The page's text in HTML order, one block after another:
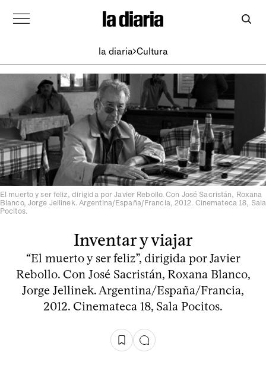
la diaria Cultura
El muerto y ser feliz, dirigida por Javier Rebollo. Con José Sacristán, Roxana
Blanco, Jorge Jellinek. Argentina/España/Francia, 2012. Cinemateca 18, Sala
Pocitos.
Inventar y viajar
“El muerto y ser feliz”, dirigida por Javier
Rebollo. Con José Sacristán, Roxana Blanco,
Jorge Jellinek. Argentina/España/Francia,
2012. Cinemateca 18, Sala Pocitos.